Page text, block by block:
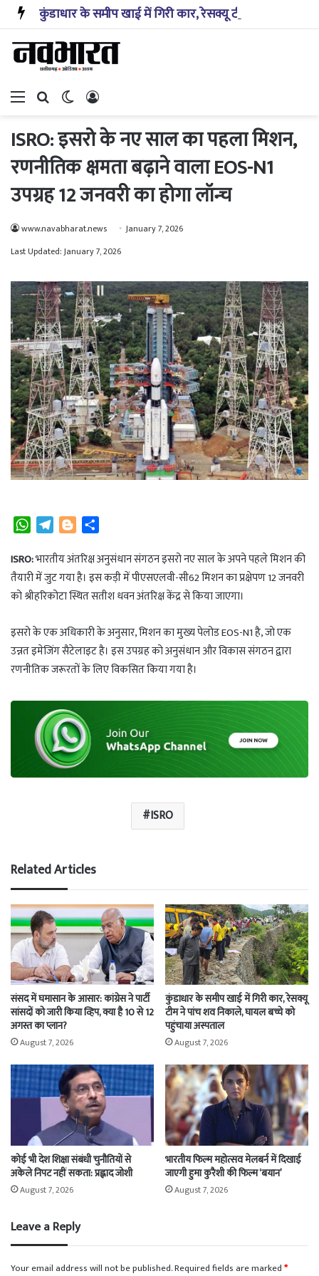
Menu Search forSwitch skin
ISRO: इसरो के नए साल का पहला मिशन,
रणनीतिक क्षमता बढ़ाने वाला EOS-N1
उपग्रह 12 जनवरी का होगा लॉन्च
www.navabharat.news
January 7, 2026
Last Updated: January 7, 2026
W
a
t
s
p
p
l
e
g
a
m
o
g
g
r
a
r
e
ISRO:भारतीय अंतरिक्ष अनुसंधान संगठन इसरो नए साल के अपने पहले मिशन की
तैयारी में जुट गया है। इस कड़ी में पीएसएलवी-सी62 मिशन का प्रक्षेपण 12 जनवरी
को श्रीहरिकोटा स्थित सतीश धवन अंतरिक्ष केंद्र से किया जाएगा।
इसरो के एक अधिकारी के अनुसार, मिशन का मुख्य पेलोड EOS-N1 है, जो एक
उन्नत इमेजिंग सैटेलाइट है। इस उपग्रह को अनुसंधान और विकास संगठन द्वारा
रणनीतिक जरूरतों के लिए विकसित किया गया है।
ISRO
Related Articles
संसद में घमासान के आसार: कांग्रेस ने पार्टी
सांसदों को जारी किया व्हिप, क्या है 10 से 12
अगस्त का प्लान?
August 7, 2026
कुंडाधार के समीप खाई में गिरी कार, रेसक्यू
टीम ने पांच शव निकाले, घायल बच्चे को
पहुंचाया अस्पताल
August 7, 2026
कोई भी देश शिक्षा संबंधी चुनौतियों से
अकेले निपट नहीं सकता: प्रह्लाद जोशी
August 7, 2026
भारतीय फिल्म महोत्सव मेलबर्न में दिखाई
जाएगी हुमा कुरैशी की फिल्म ‘बयान’
August 7, 2026
Leave a Reply
Your email address will not be published.Required fields are marked*